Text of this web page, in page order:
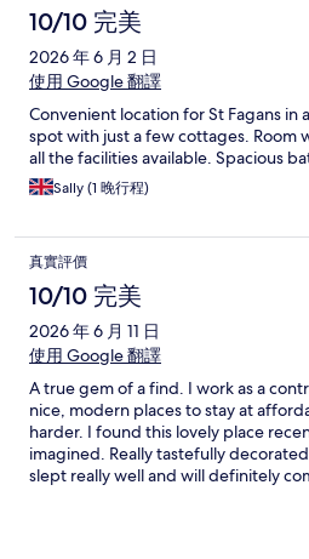
10/10 完美
2026 年 6 月 2 日
使用 Google 翻譯
Convenient location for St Fagans
spot with just a few cottages. Room
all the facilities available. Spacious
Sally (1 晚行程)
真實評價
10/10 完美
2026 年 6 月 11 日
使用 Google 翻譯
A true gem of a find. I work as a
nice, modern places to stay at
harder. I found this lovely place
imagined. Really tastefully
slept really well and will definitely